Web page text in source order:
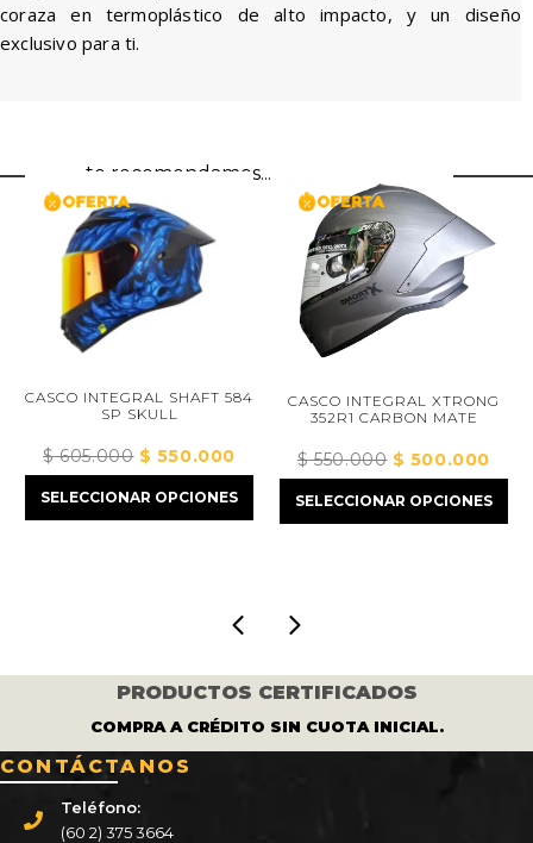
coraza en termoplástico de alto impacto, y un diseño
exclusivo para ti.
te recomendamos...
INTEGRAL SHAFT 584
SP SKULL
605.000El
precio
original
$550.000El
precio
actual
SELECCIONAR OPCIONES
CASCO INTEGRAL XTRONG
352R1 CARBON MATE
550.000El
precio
original
$500.000El
precio
actual
SELECCIONAR OPCIONES
PRODUCTOS CERTIFICADOS
COMPRA A CRÉDITO SIN CUOTA INICIAL.
CONTÁCTANOS
Teléfono:
(60 2) 375 3664